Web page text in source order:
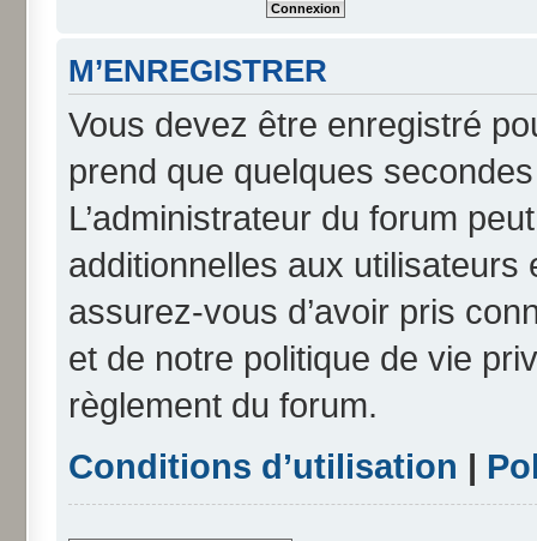
M’ENREGISTRER
Vous devez être enregistré
prend que quelques
L’administrateur du forum
additionnelles aux
assurez-vous d’avoir pris
et de notre politique de vie
règlement du forum.
Conditions d’utilisation |